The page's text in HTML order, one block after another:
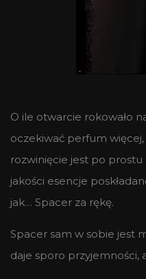
O ile otwarcie rokowało
oczekiwać perfum więcej,
rozwinięcie jest po
jakości esencje
jak… Spacer za rękę.
Spacer sam w sobie jest
daje sporo przyjemności,